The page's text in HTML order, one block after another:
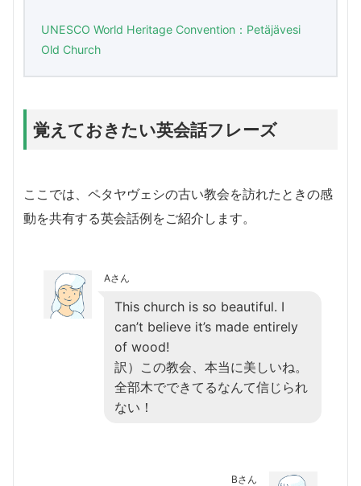
UNESCO World Heritage Convention：Petäjävesi
Old Church
覚えておきたい英会話フレーズ
ここでは、ペタヤヴェシの古い教会を訪れたときの感
動を共有する英会話例をご紹介します。
Aさん
This church is so beautiful. I
can’t believe it’s made entirely
of wood!
訳）この教会、本当に美しいね。
全部木でできてるなんて信じられ
ない！
Bさん